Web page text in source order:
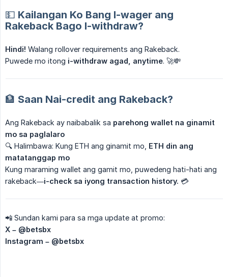
💵 Kailangan Ko Bang I-wager ang
Rakeback Bago I-withdraw?
Hindi! Walang rollover requirements ang Rakeback.
Puwede mo itong i-withdraw agad, anytime. 🚀💸
🏦 Saan Nai-credit ang Rakeback?
Ang Rakeback ay naibabalik sa parehong wallet na ginamit
mo sa paglalaro
🔍 Halimbawa: Kung ETH ang ginamit mo, ETH din ang
matatanggap mo
Kung maraming wallet ang gamit mo, puwedeng hati-hati ang
rakeback—i-check sa iyong transaction history. 💳
📲 Sundan kami para sa mga update at promo:
X – @betsbx
Instagram – @betsbx